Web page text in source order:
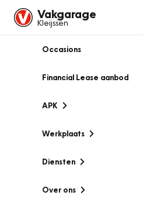
Vakgarage
Kleijssen
Occasions
Financial Lease aanbod
APK
Werkplaats
Diensten
Over ons